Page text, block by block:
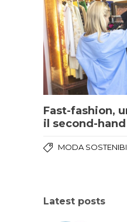
Fast-fashion,
il second-hand
MODA
Latest posts